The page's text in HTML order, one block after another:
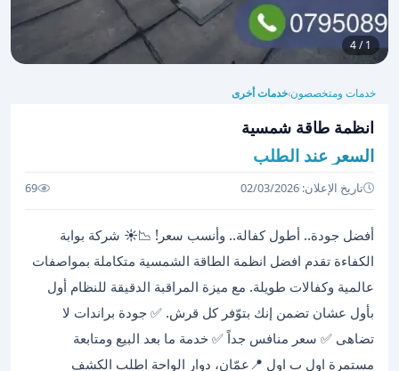
1 / 4
خدمات ومتخصصون›خدمات أخرى
انظمة طاقة شمسية
السعر عند الطلب
تاريخ الإعلان: 02/03/2026 69
أفضل جودة.. أطول كفالة.. وأنسب سعر! 📉☀️ شركة بوابة
الكفاءة تقدم افضل انظمة الطاقة الشمسية متكاملة بمواصفات
عالمية وكفالات طويلة. مع ميزة المراقبة الدقيقة للنظام أول
بأول عشان تضمن إنك بتوّفر كل قرش. ✅ جودة براندات لا
تضاهى ✅ سعر منافس جداً ✅ خدمة ما بعد البيع ومتابعة
مستمرة اول ب اول 📍عمّان، دوار الواحة اطلب الكشف